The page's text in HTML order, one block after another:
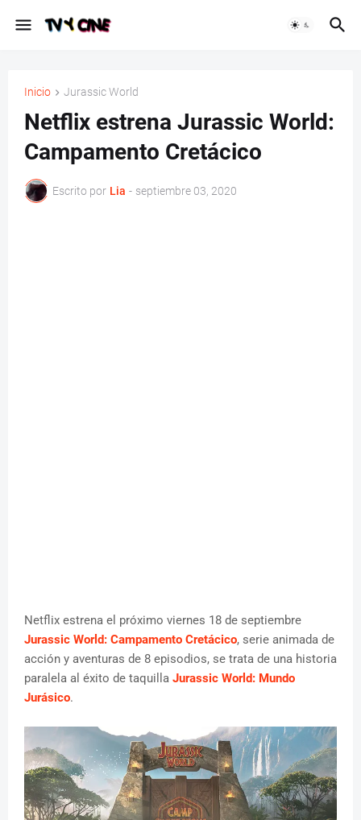
Inicio Jurassic World
Netflix estrena Jurassic World:
Campamento Cretácico
Escrito por Lia - septiembre 03, 2020
Netflix estrena el próximo viernes 18 de septiembre
Jurassic World: Campamento Cretácico, serie animada de
acción y aventuras de 8 episodios, se trata de una historia
paralela al éxito de taquilla Jurassic World: Mundo
Jurásico.